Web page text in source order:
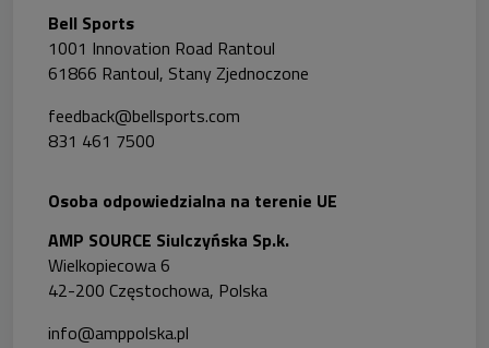
Bell Sports
1001 Innovation Road Rantoul
61866 Rantoul, Stany Zjednoczone
feedback@bellsports.com
831 461 7500
Osoba odpowiedzialna na terenie UE
AMP SOURCE Siulczyńska Sp.k.
Wielkopiecowa 6
42-200 Częstochowa, Polska
info@amppolska.pl